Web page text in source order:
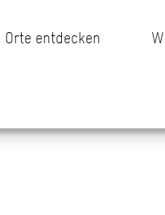
Orte entdecken